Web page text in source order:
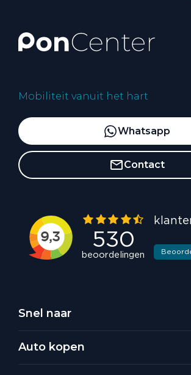
Mobiliteit vanuit het hart
Whatsapp
Contact
Snel naar
Auto kopen